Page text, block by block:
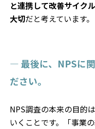
と連携して改善サイク
大切だと考えています。
— 最後に、NPSに
ださい。
NPS調査の本来の目的
いくことです。「事業